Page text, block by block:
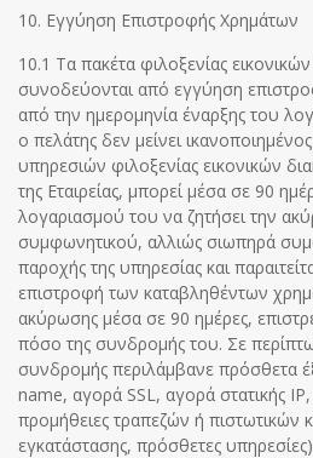
10. Εγγύηση Επιστροφής Χρημάτων
10.1 Τα πακέτα φιλοξενίας
συνοδεύονται από εγγύηση
από την ημερομηνία έναρξης του
ο πελάτης δεν μείνει
υπηρεσιών φιλοξενίας εικονικών
της Εταιρείας, μπορεί μέσα σε 90
λογαριασμού του να ζητήσει την
συμφωνητικού, αλλιώς σιωπηρά
παροχής της υπηρεσίας και
επιστροφή των καταβληθέντων
ακύρωσης μέσα σε 90 ημέρες,
πόσο της συνδρομής του. Σε
συνδρομής περιλάμβανε πρόσθετα
name, αγορά SSL, αγορά στατικής
προμήθειες τραπεζών ή πιστωτικών
εγκατάστασης, πρόσθετες